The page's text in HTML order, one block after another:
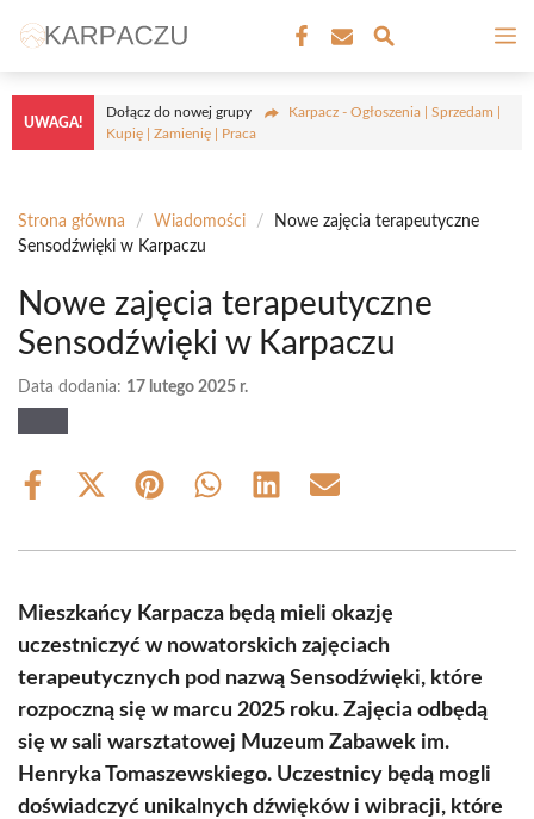
treści
UWAGA!
Dołącz do nowej grupy
Karpacz - Ogłoszenia | Sprzedam |
Kupię | Zamienię | Praca
Strona główna / Wiadomości /
Nowe zajęcia terapeutyczne
Sensodźwięki w Karpaczu
Nowe zajęcia terapeutyczne
Sensodźwięki w Karpaczu
Data dodania: 17 lutego 2025 r.
Share
Share
(Twitter)
Share Share Share Share
Mieszkańcy Karpacza będą mieli okazję
uczestniczyć w nowatorskich zajęciach
terapeutycznych pod nazwą Sensodźwięki, które
rozpoczną się w marcu 2025 roku. Zajęcia odbędą
się w sali warsztatowej Muzeum Zabawek im.
Henryka Tomaszewskiego. Uczestnicy będą mogli
doświadczyć unikalnych dźwięków i wibracji, które